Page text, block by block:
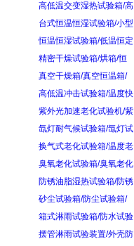
高低温交变湿热试验箱/高
台式恒温恒湿试验箱/小型
恒温恒湿试验箱/低温恒定
精密干燥试验箱/烘箱/恒
真空干燥箱/真空恒温箱/
高低温冲击试验箱/温度快
紫外光加速老化试验机/紫
氙灯耐气候试验箱/氙灯试
换气式老化试验箱/温度老
臭氧老化试验箱/臭氧老化
防锈油脂湿热试验箱/防锈
砂尘试验箱/防尘试验箱/
箱式淋雨试验箱/防水试验
摆管淋雨试验装置/外壳防